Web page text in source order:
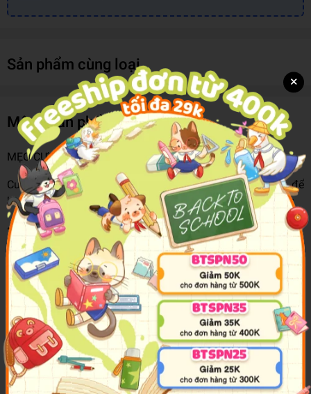
Sản phẩm cùng loại
Mô tả sản phẩm
MẸO CỰC HAY CHO CON GÁI TỰ TIN SÁNG TẠO!
Cuốn sách này chứa đầy những ý tưởng và hoạt động để
bạn trở thành một cô gái sáng tạo, tháo vát và quyết đoán:
• Dám nói “có” và dám nói “không” khi cần thiết.
• Làm quen với nhịp điệu mới của trường cấp hai.
• Có được làn da mịn màng.
• “Detox” quần áo.
• Ngừng kết nối mạng xã hội, tái kết nối “mạng gia đình”.
Bộ sách "Mẹo cực hay"cung cấp cho bạn tất cả những mẹo
cực kỳ đơn giản để bạn tự tin sáng tạo, “nâng cấp” bản thân,
×